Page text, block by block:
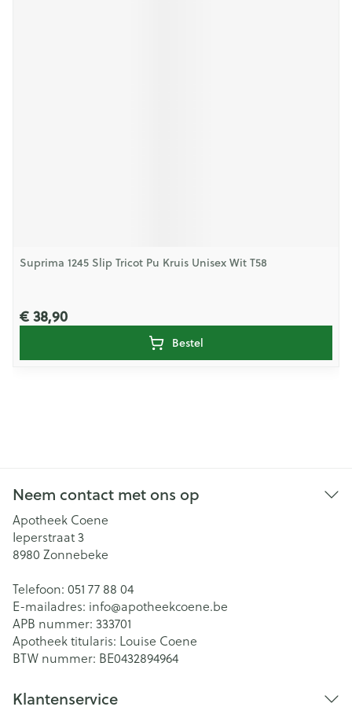
Suprima 1245 Slip Tricot Pu Kruis Unisex Wit T58
€ 38,90
Bestel
Neem contact met ons op
Apotheek Coene
Ieperstraat 3
8980 Zonnebeke
Telefoon: 051 77 88 04
E-mailadres: info@apotheekcoene.be
APB nummer: 333701
Apotheek titularis: Louise Coene
BTW nummer: BE0432894964
Klantenservice